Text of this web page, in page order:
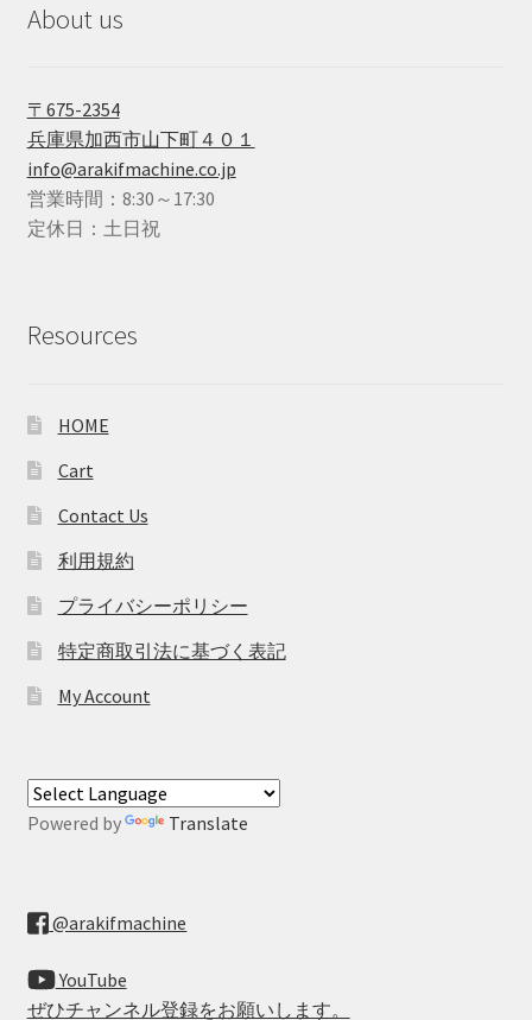
About us
〒675-2354
兵庫県加西市山下町４０１
info@arakifmachine.co.jp
営業時間：8:30～17:30
定休日：土日祝
Resources
HOME
Cart
Contact Us
利用規約
プライバシーポリシー
特定商取引法に基づく表記
My Account
Powered by Translate
@arakifmachine
YouTube
ぜひチャンネル登録をお願いします。